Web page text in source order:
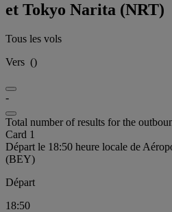
et Tokyo Narita (NRT)
Tous les vols
Vers ()
-
Total number of results for the
Card 1
Départ le 18:50 heure locale de
(BEY)
Départ
18:50